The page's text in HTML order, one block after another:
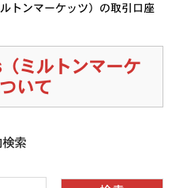
トンマーケッツ）の取引口座
ミルトンマーケ
ついて
索